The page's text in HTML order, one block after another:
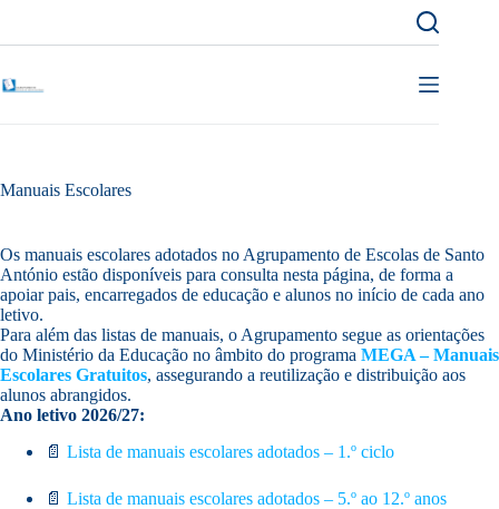
o
Manuais Escolares
Os manuais escolares adotados no Agrupamento de Escolas de Santo
António estão disponíveis para consulta nesta página, de forma a
apoiar pais, encarregados de educação e alunos no início de cada ano
letivo.
Para além das listas de manuais, o Agrupamento segue as orientações
do Ministério da Educação no âmbito do programa MEGA – Manuais
Escolares Gratuitos, assegurando a reutilização e distribuição aos
alunos abrangidos.
Ano letivo 2026/27:
📄 Lista de manuais escolares adotados – 1.º ciclo
📄 Lista de manuais escolares adotados – 5.º ao 12.º anos